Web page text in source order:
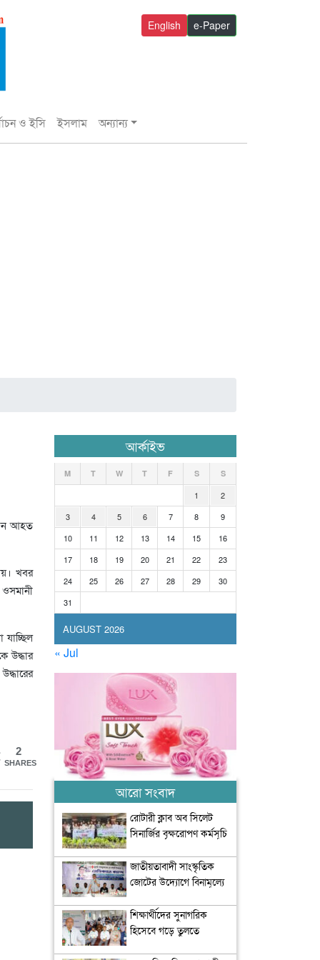
e-Paper
English
ও ইসি ইসলাম অন্যান্য
জন আহত
খবর
যাচ্ছিল
উদ্ধার
2
SHARES
আর্কাইভ
AUGUST 2026
M T W T F S S
1
2
3
4 5 6 7 8
9
10
11 12 13 14 15
16
17
18 19 20 21 22
23
24
25 26 27 28 29
30
31
« Jul
আরো সংবাদ
রোটারী ক্লাব অব সিলেট
সিনার্জির বৃক্ষরোপণ কর্মসূচি
জাতীয়তাবাদী সাংস্কৃতিক
জোটের উদ্যোগে বিনামূল্যে
শিক্ষার্থীদের সুনাগরিক
হিসেবে গড়ে তুলতে